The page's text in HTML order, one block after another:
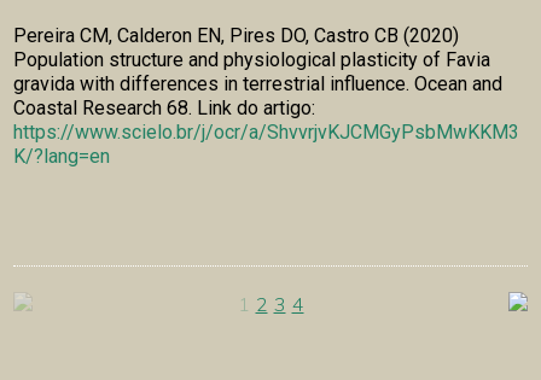
Pereira CM, Calderon EN, Pires DO, Castro CB (2020)
Population structure and physiological plasticity of Favia
gravida with differences in terrestrial influence. Ocean and
Coastal Research 68. Link do artigo:
https://www.scielo.br/j/ocr/a/ShvvrjvKJCMGyPsbMwKKM3
K/?lang=en
1 2 3 4